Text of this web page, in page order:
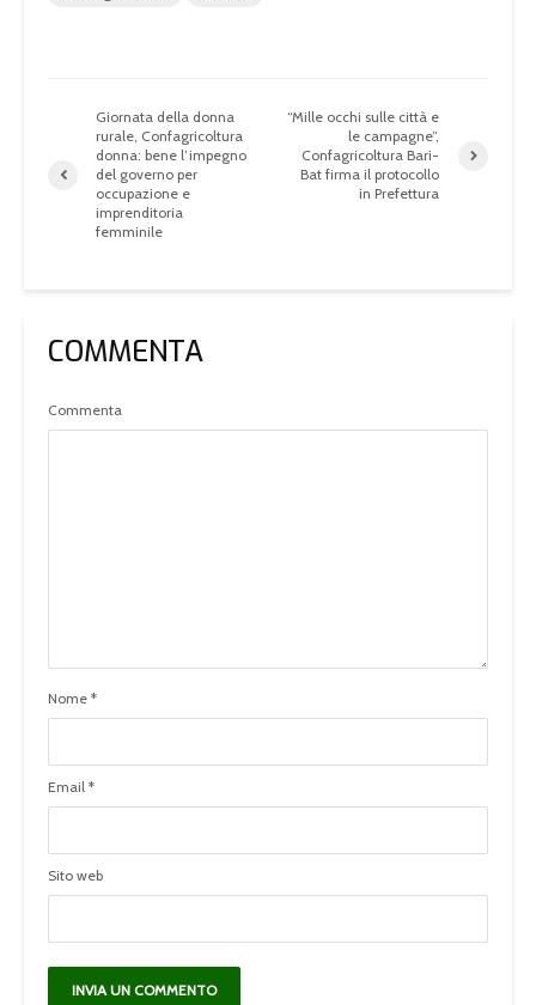
Giornata della donna
rurale, Confagricoltura
donna: bene l’impegno
del governo per
occupazione e
imprenditoria
femminile
“Mille occhi sulle città e
le campagne”,
Confagricoltura Bari-
Bat firma il protocollo
in Prefettura
COMMENTA
Commenta
Nome *
Email *
Sito web